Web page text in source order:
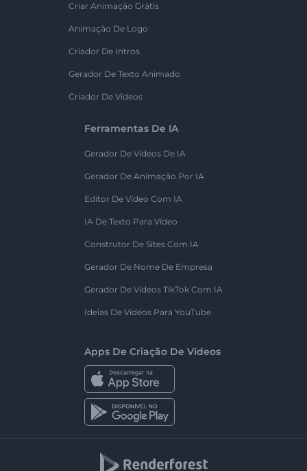
Criar Animação Grátis
Animação De Logo
Criador De Intros
Gerador De Texto Animado
Criador De Vídeos
Ferramentas De IA
Gerador De Vídeos De IA
Gerador De Animação Por IA
Editor De Vídeo Com IA
IA De Texto Para Vídeo
Construtor De Sites Com IA
Gerador De Nome De Empresa
Gerador De Vídeos TikTok Com IA
Ideias De Vídeos Para YouTube
Apps De Criação De Vídeos